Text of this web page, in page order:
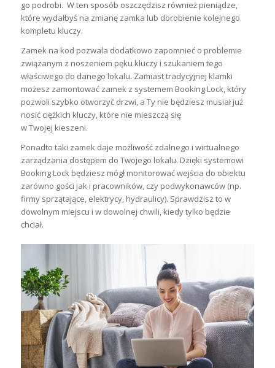
go podrobi. W ten sposób oszczędzisz również pieniądze,
które wydałbyś na zmianę zamka lub dorobienie kolejnego
kompletu kluczy.
Zamek na kod pozwala dodatkowo zapomnieć o problemie
związanym z noszeniem pęku kluczy i szukaniem tego
właściwego do danego lokalu. Zamiast tradycyjnej klamki
możesz zamontować zamek z systemem Booking Lock, który
pozwoli szybko otworzyć drzwi, a Ty nie będziesz musiał już
nosić ciężkich kluczy, które nie mieszczą się
w Twojej kieszeni.
Ponadto taki zamek daje możliwość zdalnego i wirtualnego
zarządzania dostępem do Twojego lokalu. Dzięki systemowi
Booking Lock będziesz mógł monitorować wejścia do obiektu
zarówno gości jak i pracowników, czy podwykonawców (np.
firmy sprzątające, elektrycy, hydraulicy). Sprawdzisz to w
dowolnym miejscu i w dowolnej chwili, kiedy tylko będzie
chciał.